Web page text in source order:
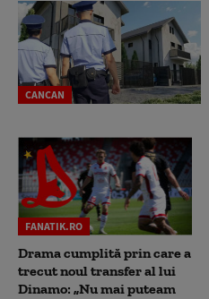
CANCAN
FANATIK.RO
Drama cumplită prin care a
trecut noul transfer al lui
Dinamo: „Nu mai puteam